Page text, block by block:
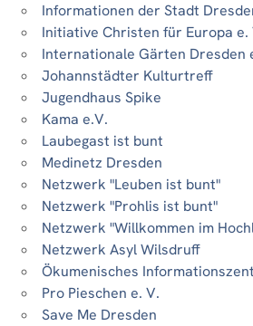
Informationen der Stadt
Initiative Christen für Europa e.
Internationale Gärten Dresden
Johannstädter Kulturtreff
Jugendhaus Spike
Kama e.V.
Laubegast ist bunt
Medinetz Dresden
Netzwerk "Leuben ist bunt"
Netzwerk "Prohlis ist bunt"
Netzwerk "Willkommen im
Netzwerk Asyl Wilsdruff
Ökumenisches
Pro Pieschen e. V.
Save Me Dresden